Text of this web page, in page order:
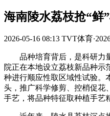
海南陵水荔枝抢“鲜
2026-05-16 08:13 TVT体育
品种培育背后，是科研力
院正在本地设立荔枝新品种示
种进行顺应性取区域性试验。
头，推广科学修剪、控梢促花
手艺，将品种特征取种植手艺